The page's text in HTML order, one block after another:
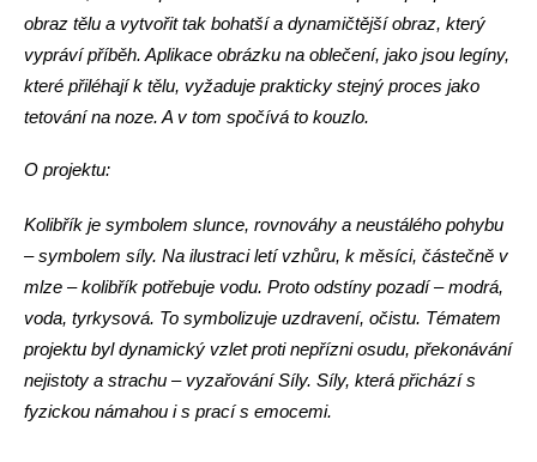
obraz tělu a vytvořit tak bohatší a dynamičtější obraz, který
vypráví příběh. Aplikace obrázku na oblečení, jako jsou legíny,
které přiléhají k tělu, vyžaduje prakticky stejný proces jako
tetování na noze. A v tom spočívá to kouzlo.
O projektu:
Kolibřík je symbolem slunce, rovnováhy a neustálého pohybu
– symbolem síly. Na ilustraci letí vzhůru, k měsíci, částečně v
mlze – kolibřík potřebuje vodu. Proto odstíny pozadí – modrá,
voda, tyrkysová. To symbolizuje uzdravení, očistu. Tématem
projektu byl dynamický vzlet proti nepřízni osudu, překonávání
nejistoty a strachu – vyzařování Síly. Síly, která přichází s
fyzickou námahou i s prací s emocemi.